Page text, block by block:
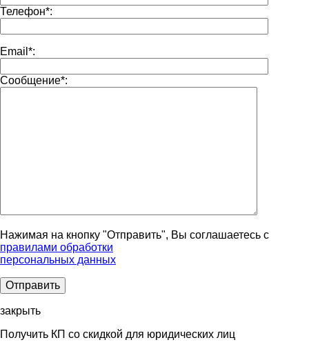
Телефон*:
Email *:
Сообщение*:
Нажимая на кнопку "Отправить", Вы соглашаетесь с
правилами обработки
персональных данных
закрыть
Получить КП со скидкой для юридических лиц